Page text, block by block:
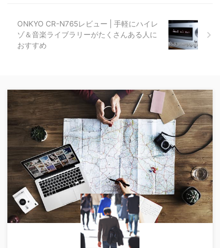
ONKYO CR-N765レビュー | 手軽にハイレ
ゾ＆音楽ライブラリーがたくさんある人に
おすすめ